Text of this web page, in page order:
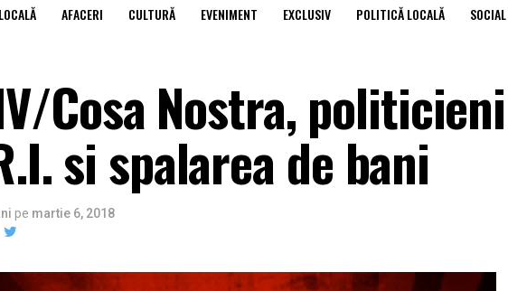
AFACERI CULTURĂ EVENIMENT EXCLUSIV POLITICĂ LOCALĂ SOCIAL
Cosa Nostra,
si spalarea de bani
pe martie 6, 2018